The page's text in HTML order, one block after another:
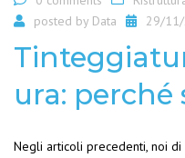
posted by Data 29/
ura: perché
Negli articoli precedenti, noi di